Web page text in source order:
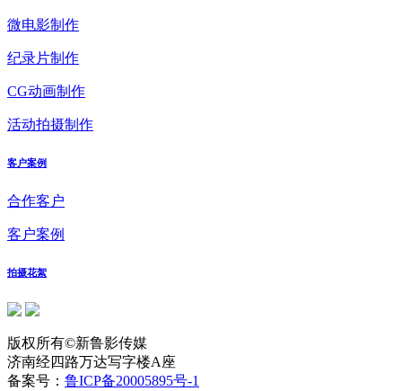
微电影制作
纪录片制作
CG动画制作
活动拍摄制作
客户案例
合作客户
客户案例
拍摄花絮
版权所有©新鲁影传媒
济南经四路万达写字楼A座
备案号： 鲁ICP备20005895号-1